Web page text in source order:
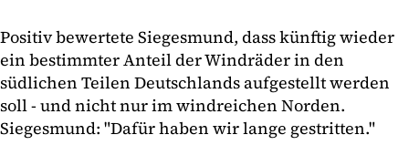
Positiv bewertete Siegesmund, dass künftig wieder
ein bestimmter Anteil der Windräder in den
südlichen Teilen Deutschlands aufgestellt werden
soll - und nicht nur im windreichen Norden.
Siegesmund: "Dafür haben wir lange gestritten."